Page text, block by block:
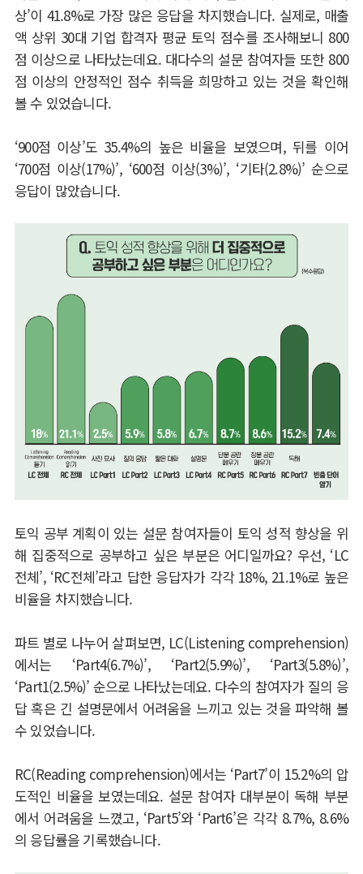
상’이 41.8%로 가장 많은 응답을 차지했습니다. 실제로, 매출
액 상위 30대 기업 합격자 평균 토익 점수를 조사해보니 800
점 이상으로 나타났는데요. 대다수의 설문 참여자들 또한 800
점 이상의 안정적인 점수 취득을 희망하고 있는 것을 확인해
볼 수 있었습니다.
‘900점 이상’도 35.4%의 높은 비율을 보였으며,뒤를 이어
‘700점 이상(17%)’, ‘600점 이상(3%)’, ‘기타(2.8%)’순으로
응답이 많았습니다.
토익 공부 계획이 있는 설문 참여자들이 토익 성적 향상을 위
해 집중적으로 공부하고 싶은 부분은 어디일까요? 우선, ‘LC
전체’, ‘RC전체’라고 답한 응답자가 각각 18%, 21.1%로 높은
비율을 차지했습니다.
파트 별로 나누어 살펴보면, LC(Listening comprehension)
에서는 ‘Part4(6.7%)’, ‘Part2(5.9%)’, ‘Part3(5.8%)’,
‘Part1(2.5%)’ 순으로 나타났는데요. 다수의 참여자가 질의 응
답 혹은 긴 설명문에서 어려움을 느끼고 있는 것을 파악해 볼
수 있었습니다.
RC(Reading comprehension)에서는 ‘Part7’이 15.2%의 압
도적인 비율을 보였는데요. 설문 참여자 대부분이 독해 부분
에서 어려움을 느꼈고, ‘Part5’와 ‘Part6’은 각각 8.7%, 8.6%
의 응답률을 기록했습니다.